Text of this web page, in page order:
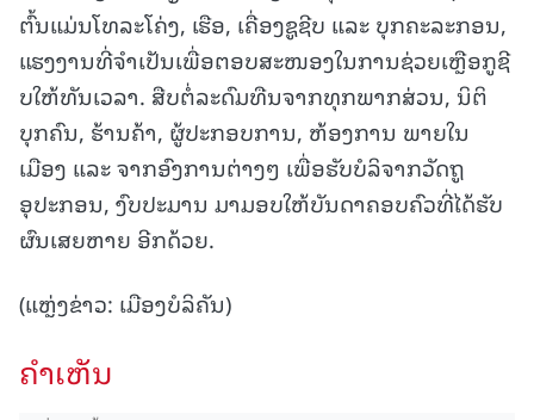
ຕົ້ນແມ່ນໂທລະໂຄ່ງ, ເຮືອ, ເຄື່ອງຊູຊີບ ແລະ ບຸກຄະລະກອນ,
ແຮງງານທີ່ຈໍາເປັນເພື່ອຕອບສະໜອງໃນການຊ່ວຍເຫຼືອກູຊີ
ບໃຫ້ທັນເວລາ. ສືບຕໍ່ລະດົມທືນຈາກທຸກພາກສ່ວນ, ນິຕິ
ບຸກຄົນ, ຮ້ານຄ້າ, ຜູ້ປະກອບການ, ຫ້ອງການ ພາຍໃນ
ເມືອງ ແລະ ຈາກອົງການຕ່າງໆ ເພື່ອຮັບບໍລິຈາກວັດຖູ
ອຸປະກອນ, ງົບປະມານ ມາມອບໃຫ້ບັນດາຄອບຄົວທີ່ໄດ້ຮັບ
ຜົນເສຍຫາຍ ອີກດ້ວຍ.
(ແຫຼ່ງຂ່າວ: ເມືອງບໍລິຄັນ)
ຄໍາເຫັນ